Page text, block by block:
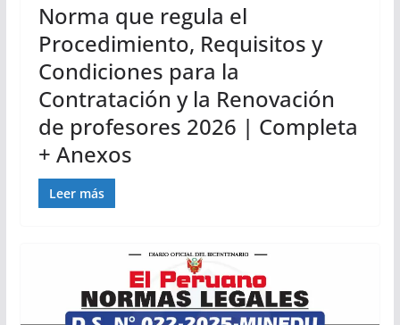
Norma que regula el
Procedimiento, Requisitos y
Condiciones para la
Contratación y la Renovación
de profesores 2026 | Completa
+ Anexos
Leer más